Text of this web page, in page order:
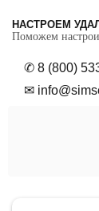
НАСТРОЕМ
Поможем
✆ 8 (800)
✉